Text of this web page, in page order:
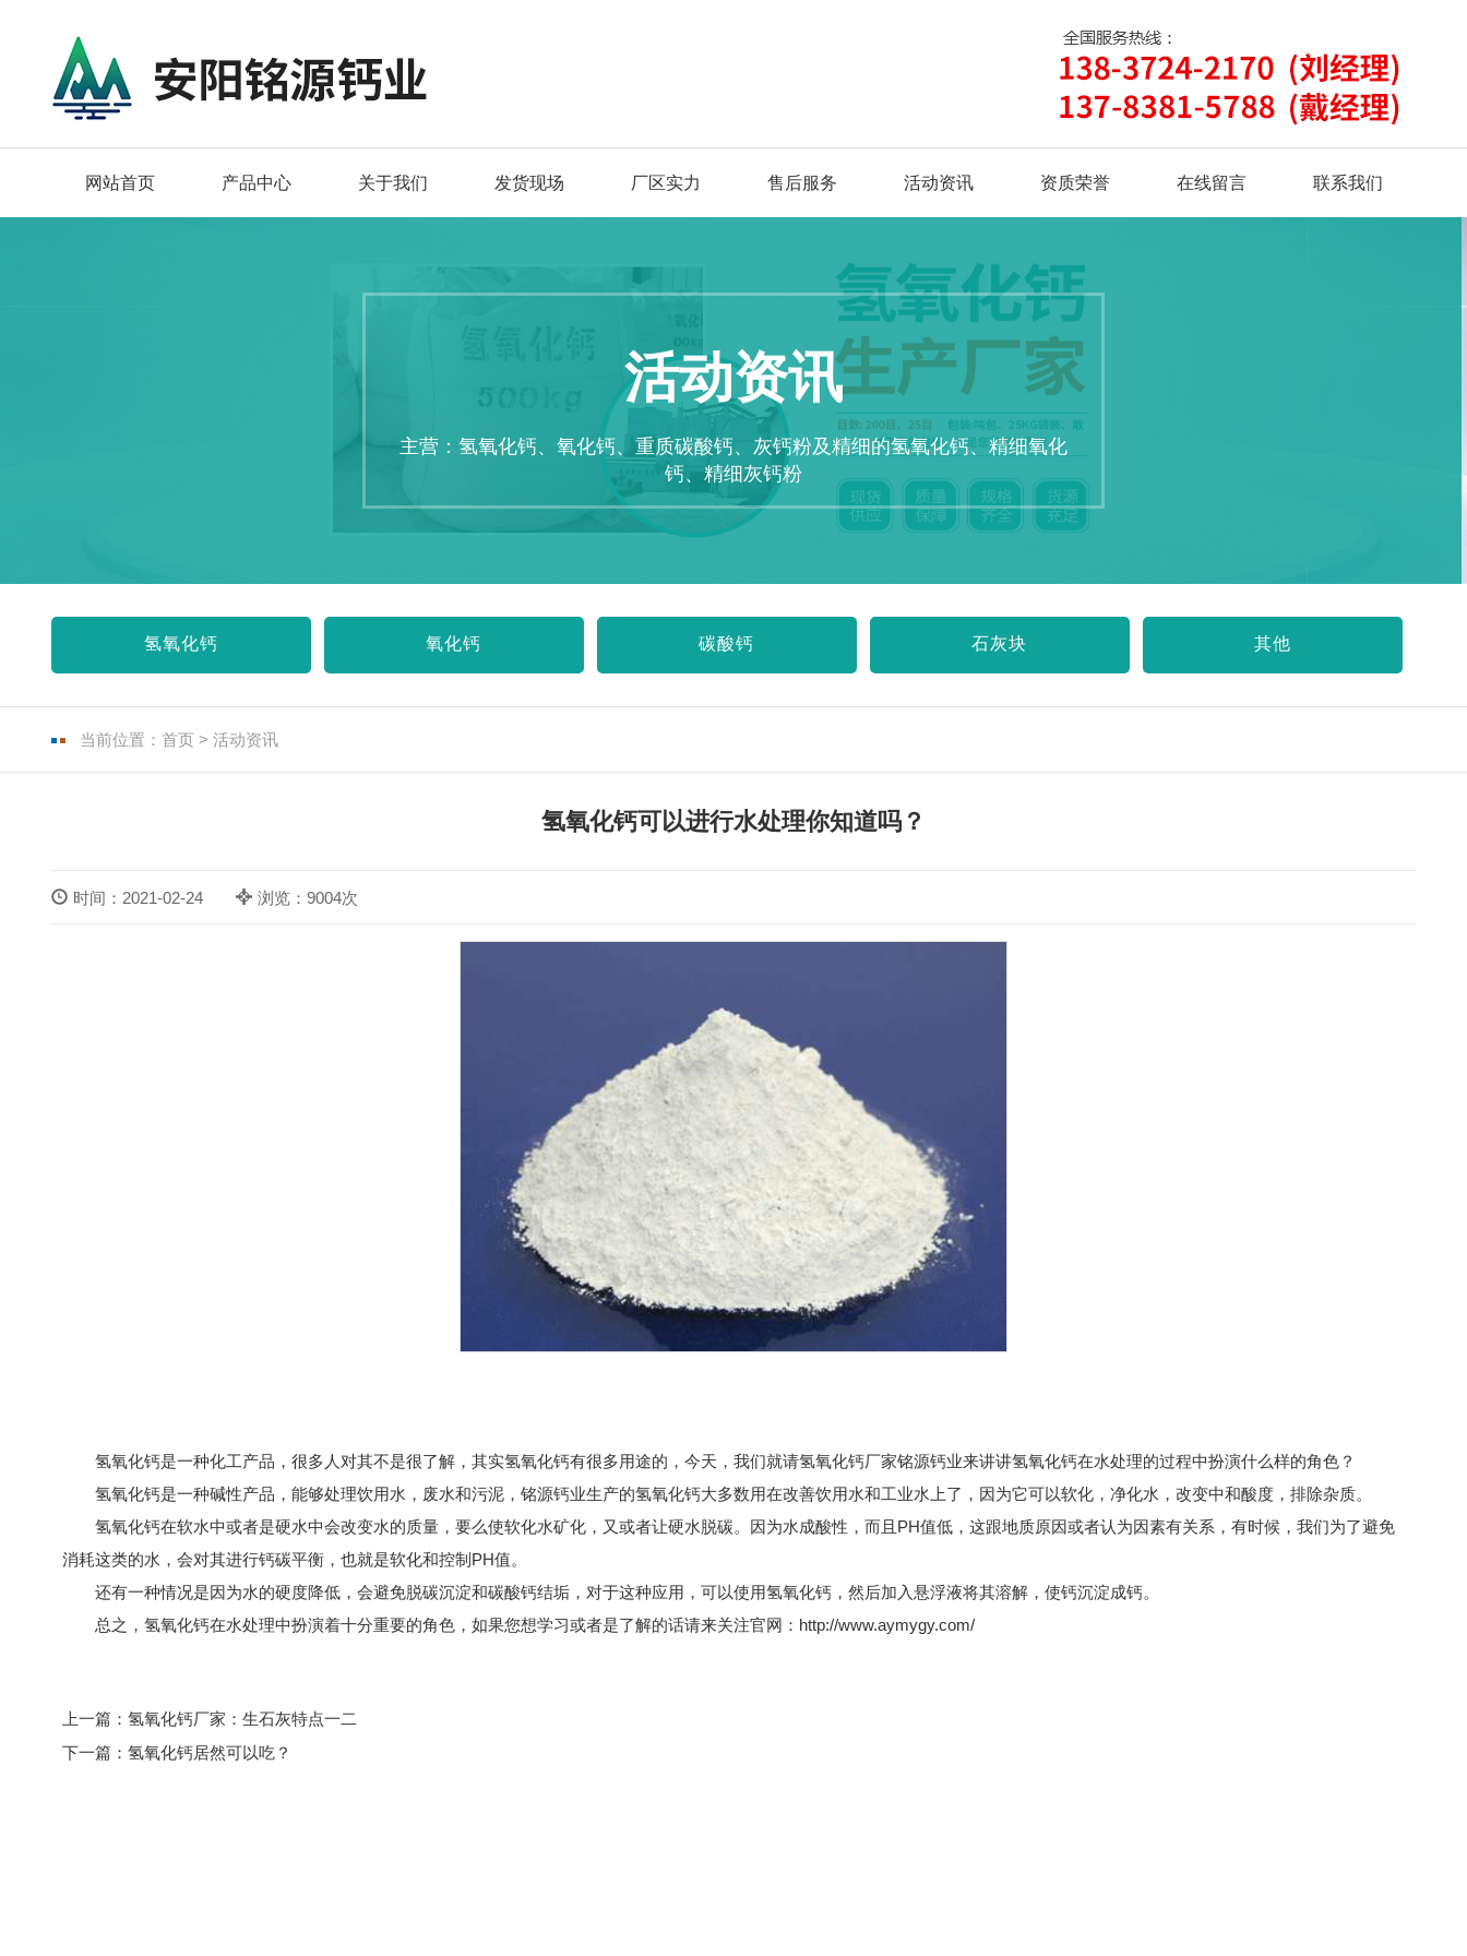
网站首页 产品中心 关于我们 发货现场 厂区实力 售后服务 活动资讯 资质荣誉 在线留言 联系我们
活动资讯
主营：氢氧化钙、氧化钙、重质碳酸钙、灰钙粉及精细的氢氧化钙、精细氧化
钙、精细灰钙粉
氢氧化钙 氧化钙 碳酸钙 石灰块 其他
当前位置： 首页 > 活动资讯
氢氧化钙可以进行水处理你知道吗？
时间：2021-02-24 浏览：9004次
氢氧化钙是一种化工产品，很多人对其不是很了解，其实氢氧化钙有很多用途的，今天，我们就请氢氧化钙厂家铭源钙业来讲讲氢氧化钙在水处理的过程中扮演什么样的角色？
氢氧化钙是一种碱性产品，能够处理饮用水，废水和污泥，铭源钙业生产的氢氧化钙大多数用在改善饮用水和工业水上了，因为它可以软化，净化水，改变中和酸度，排除杂质。
氢氧化钙在软水中或者是硬水中会改变水的质量，要么使软化水矿化，又或者让硬水脱碳。因为水成酸性，而且PH值低，这跟地质原因或者认为因素有关系，有时候，我们为了避免
消耗这类的水，会对其进行钙碳平衡，也就是软化和控制PH值。
还有一种情况是因为水的硬度降低，会避免脱碳沉淀和碳酸钙结垢，对于这种应用，可以使用氢氧化钙，然后加入悬浮液将其溶解，使钙沉淀成钙。
总之，氢氧化钙在水处理中扮演着十分重要的角色，如果您想学习或者是了解的话请来关注官网： http://www.aymygy.com/
上一篇： 氢氧化钙厂家：生石灰特点一二
下一篇： 氢氧化钙居然可以吃？